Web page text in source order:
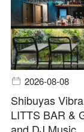
2026-08-08
Shibuyas
LITTS BAR &